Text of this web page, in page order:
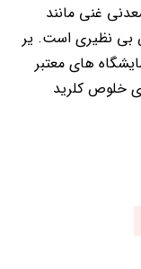
غنی مانند
بی نظیری است. یر
های معتبر
خلوص کلرید